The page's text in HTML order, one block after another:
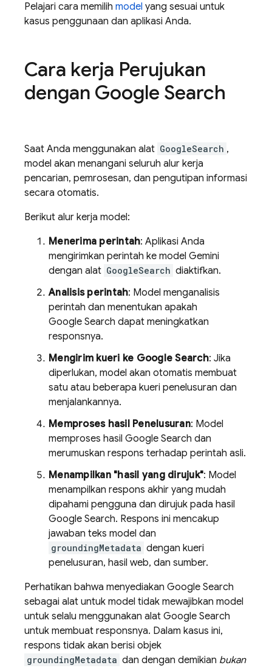
Pelajari cara memilih model yang sesuai untuk
kasus penggunaan dan aplikasi Anda.
Cara kerja Perujukan
dengan Google Search
Saat Anda menggunakan alat GoogleSearch ,
model akan menangani seluruh alur kerja
pencarian, pemrosesan, dan pengutipan informasi
secara otomatis.
Berikut alur kerja model:
Menerima perintah: Aplikasi Anda
mengirimkan perintah ke model Gemini
dengan alat GoogleSearch diaktifkan.
Analisis perintah: Model menganalisis
perintah dan menentukan apakah
Google Search dapat meningkatkan
responsnya.
Mengirim kueri ke Google Search: Jika
diperlukan, model akan otomatis membuat
satu atau beberapa kueri penelusuran dan
menjalankannya.
Memproses hasil Penelusuran: Model
memproses hasil Google Search dan
merumuskan respons terhadap perintah asli.
Menampilkan "hasil yang dirujuk": Model
menampilkan respons akhir yang mudah
dipahami pengguna dan dirujuk pada hasil
Google Search. Respons ini mencakup
jawaban teks model dan
groundingMetadata dengan kueri
penelusuran, hasil web, dan sumber.
Perhatikan bahwa menyediakan Google Search
sebagai alat untuk model tidak mewajibkan model
untuk selalu menggunakan alat Google Search
untuk membuat responsnya. Dalam kasus ini,
respons tidak akan berisi objek
groundingMetadata dan dengan demikian bukan